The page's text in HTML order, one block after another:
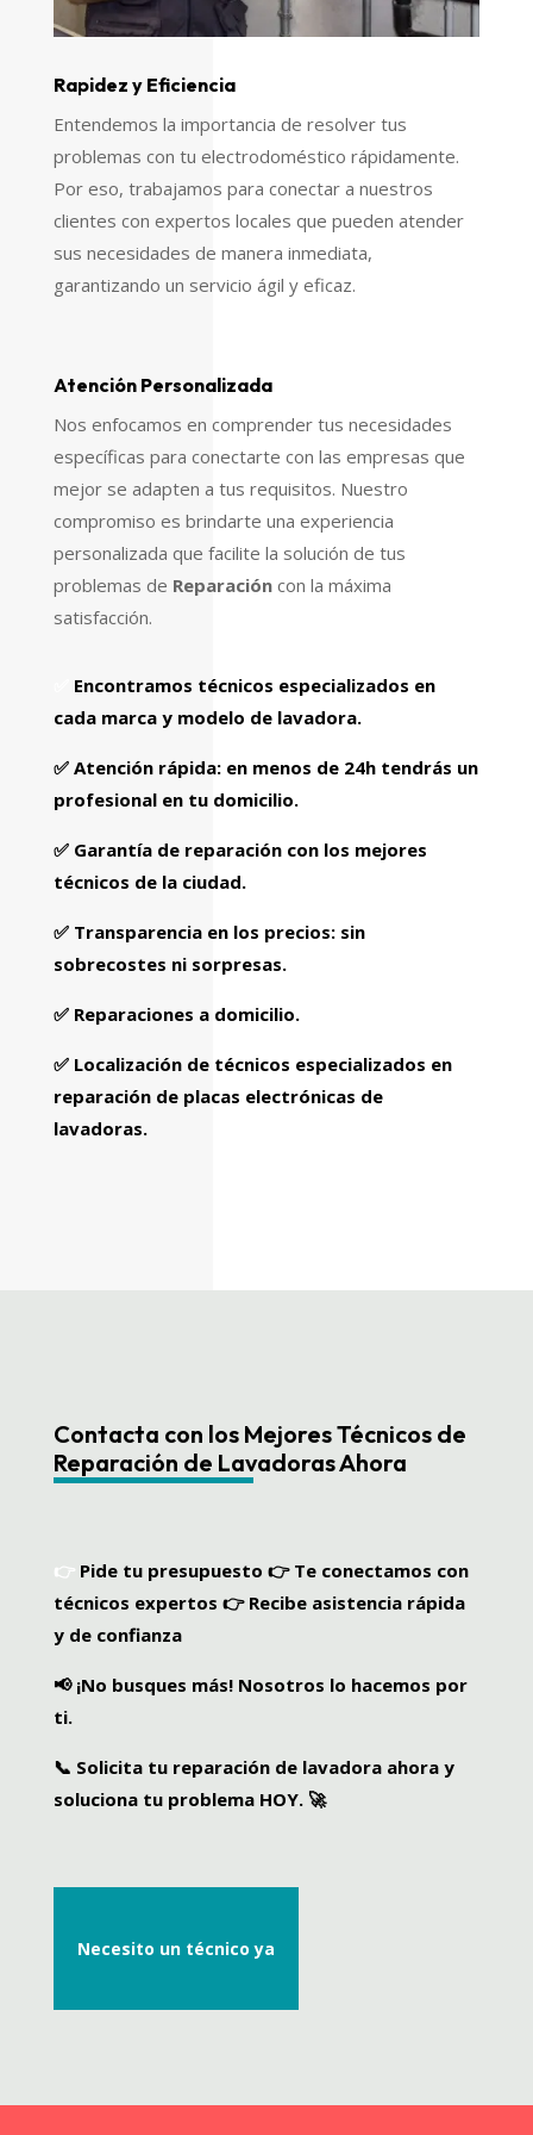
Rapidez y Eficiencia
Entendemos la importancia de resolver tus
problemas con tu electrodoméstico rápidamente.
Por eso, trabajamos para conectar a nuestros
clientes con expertos locales que pueden atender
sus necesidades de manera inmediata,
garantizando un servicio ágil y eficaz.
Atención Personalizada
Nos enfocamos en comprender tus necesidades
específicas para conectarte con las empresas que
mejor se adapten a tus requisitos. Nuestro
compromiso es brindarte una experiencia
personalizada que facilite la solución de tus
problemas de Reparacióncon la máxima
satisfacción.
Encontramos técnicos especializados en
cada marca y modelo de lavadora.
✅ Atención rápida: en menos de 24h tendrás un
profesional en tu domicilio.
✅ Garantía de reparacióncon los mejores
técnicos de la ciudad.
✅ Transparencia en los precios: sin
sobrecostes ni sorpresas.
✅ Reparaciones a domicilio.
✅ Localización de técnicos especializados en
reparación de placas electrónicas de
lavadoras.
Contacta con los Mejores Técnicos de
Reparación de Lavadoras Ahora
👉 Pide tu presupuesto 👉 Te conectamos con
técnicos expertos 👉 Recibe asistencia rápida
y de confianza
📢 ¡No busques más! Nosotros lo hacemos por
ti.
📞 Solicita tu reparación de lavadora ahoray
soluciona tu problema HOY. 🚀
Necesito un técnico ya